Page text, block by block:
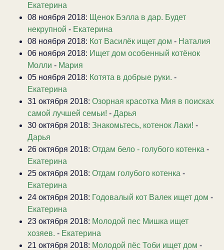
Екатерина
08 ноября 2018: Щенок Бэлла в дар. Будет
некрупной - Екатерина
08 ноября 2018: Кот Василёк ищет дом - Наталия
06 ноября 2018: Ищет дом особенный котёнок
Молли - Мария
05 ноября 2018: Котята в добрые руки. -
Екатерина
31 октября 2018: Озорная красотка Мия в поисках
самой лучшей семьи! - Дарья
30 октября 2018: Знакомьтесь, котенок Лаки! -
Дарья
26 октября 2018: Отдам бело - голубого котенка -
Екатерина
25 октября 2018: Отдам голубого котенка -
Екатерина
24 октября 2018: Годовалый кот Валек ищет дом -
Екатерина
23 октября 2018: Молодой пес Мишка ищет
хозяев. - Екатерина
21 октября 2018: Молодой пёс Тоби ищет дом -